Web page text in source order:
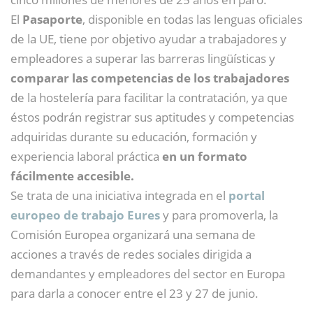
El Pasaporte, disponible en todas las lenguas oficiales
de la UE, tiene por objetivo ayudar a trabajadores y
empleadores a superar las barreras lingüísticas y
comparar las competencias de los trabajadores
de la hostelería para facilitar la contratación, ya que
éstos podrán registrar sus aptitudes y competencias
adquiridas durante su educación, formación y
experiencia laboral práctica en un formato
fácilmente accesible.
Se trata de una iniciativa integrada en el portal
europeo de trabajo Euresy para promoverla, la
Comisión Europea organizará una semana de
acciones a través de redes sociales dirigida a
demandantes y empleadores del sector en Europa
para darla a conocer entre el 23 y 27 de junio.